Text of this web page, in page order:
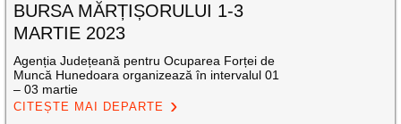
BURSA MĂRȚIȘORULUI 1-3
MARTIE 2023
Agenția Județeană pentru Ocuparea Forței de
Muncă Hunedoara organizează în intervalul 01
– 03 martie
CITEȘTE MAI DEPARTE